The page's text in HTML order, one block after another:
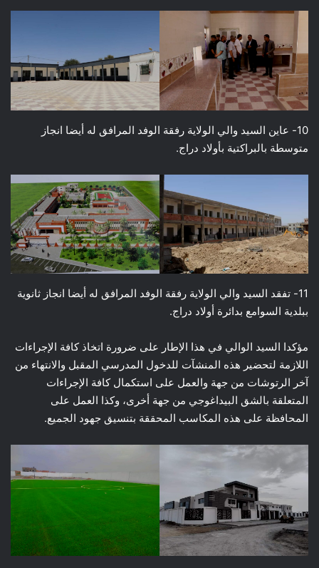
10- عاين السيد والي الولاية رفقة الوفد المرافق له أيضا انجاز
متوسطة بالبراكتية بأولاد دراج.
11- تفقد السيد والي الولاية رفقة الوفد المرافق له أيضا انجاز ثانوية
ببلدية السوامع بدائرة أولاد دراج.
مؤكدا السيد الوالي في هذا الإطار على ضرورة اتخاذ كافة الإجراءات
اللازمة لتحضير هذه المنشآت للدخول المدرسي المقبل والانتهاء من
آخر الرتوشات من جهة والعمل على استكمال كافة الإجراءات
المتعلقة بالشق البيداغوجي من جهة أخرى، وكذا العمل على
المحافظة على هذه المكاسب المحققة بتنسيق جهود الجميع.